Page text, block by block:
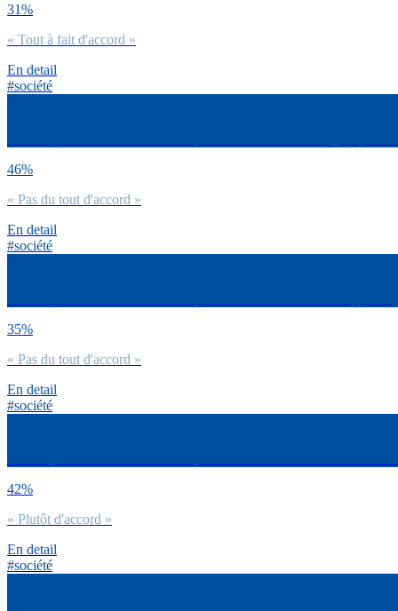
31%
« Tout à fait d'accord »
En detail
#société
46%
« Pas du tout d'accord »
En detail
#société
35%
« Pas du tout d'accord »
En detail
#société
42%
« Plutôt d'accord »
En detail
#société